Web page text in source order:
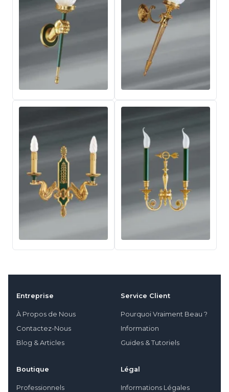
Entreprise
À Propos de Nous
Contactez-Nous
Blog & Articles
Service Client
Pourquoi Vraiment Beau ?
Information
Guides & Tutoriels
Boutique
Professionnels
Légal
Informations Légales